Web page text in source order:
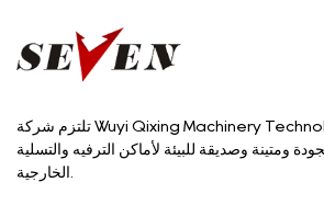
تلتزم شركة Wuyi Qixing Machinery Technology Co., Ltd. بتوفير
ومتينة وصديقة للبيئة لأماكن الترفيه والتسلية